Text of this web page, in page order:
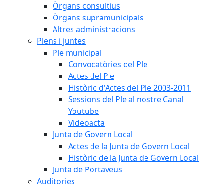
Òrgans consultius
Òrgans supramunicipals
Altres administracions
Plens i juntes
Ple municipal
Convocatòries del Ple
Actes del Ple
Històric d'Actes del Ple 2003-2011
Sessions del Ple al nostre Canal
Youtube
Videoacta
Junta de Govern Local
Actes de la Junta de Govern Local
Històric de la Junta de Govern Local
Junta de Portaveus
Auditories